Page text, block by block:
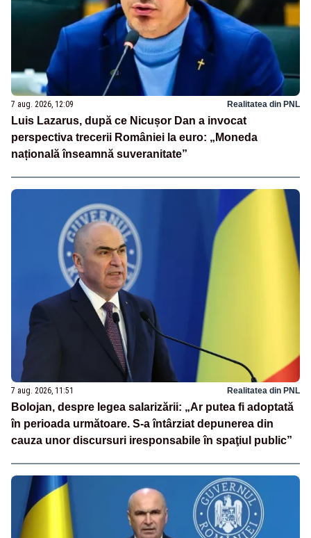
7 aug. 2026, 12:09 Realitatea din PNL
Luis Lazarus, după ce Nicușor Dan a invocat
perspectiva trecerii României la euro: „Moneda
națională înseamnă suveranitate”
7 aug. 2026, 11:51 Realitatea din PNL
Bolojan, despre legea salarizării: „Ar putea fi adoptată
în perioada următoare. S-a întârziat depunerea din
cauza unor discursuri iresponsabile în spaţiul public”